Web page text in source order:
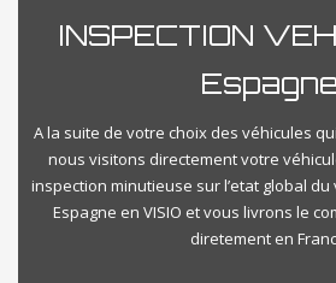
INSPECTION
Espagne
A la suite de votre choix des véhicules
nous visitons directement votre
inspection minutieuse sur l’etat global
Espagne en VISIO et vous livrons le
diretement en